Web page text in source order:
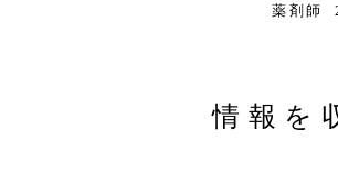
薬剤師
情報を